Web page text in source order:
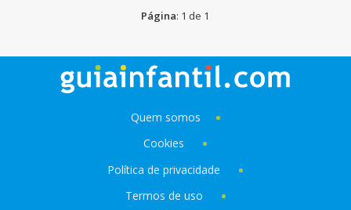
Página: 1 de 1
Quem somos
Cookies
Política de privacidade
Termos de uso